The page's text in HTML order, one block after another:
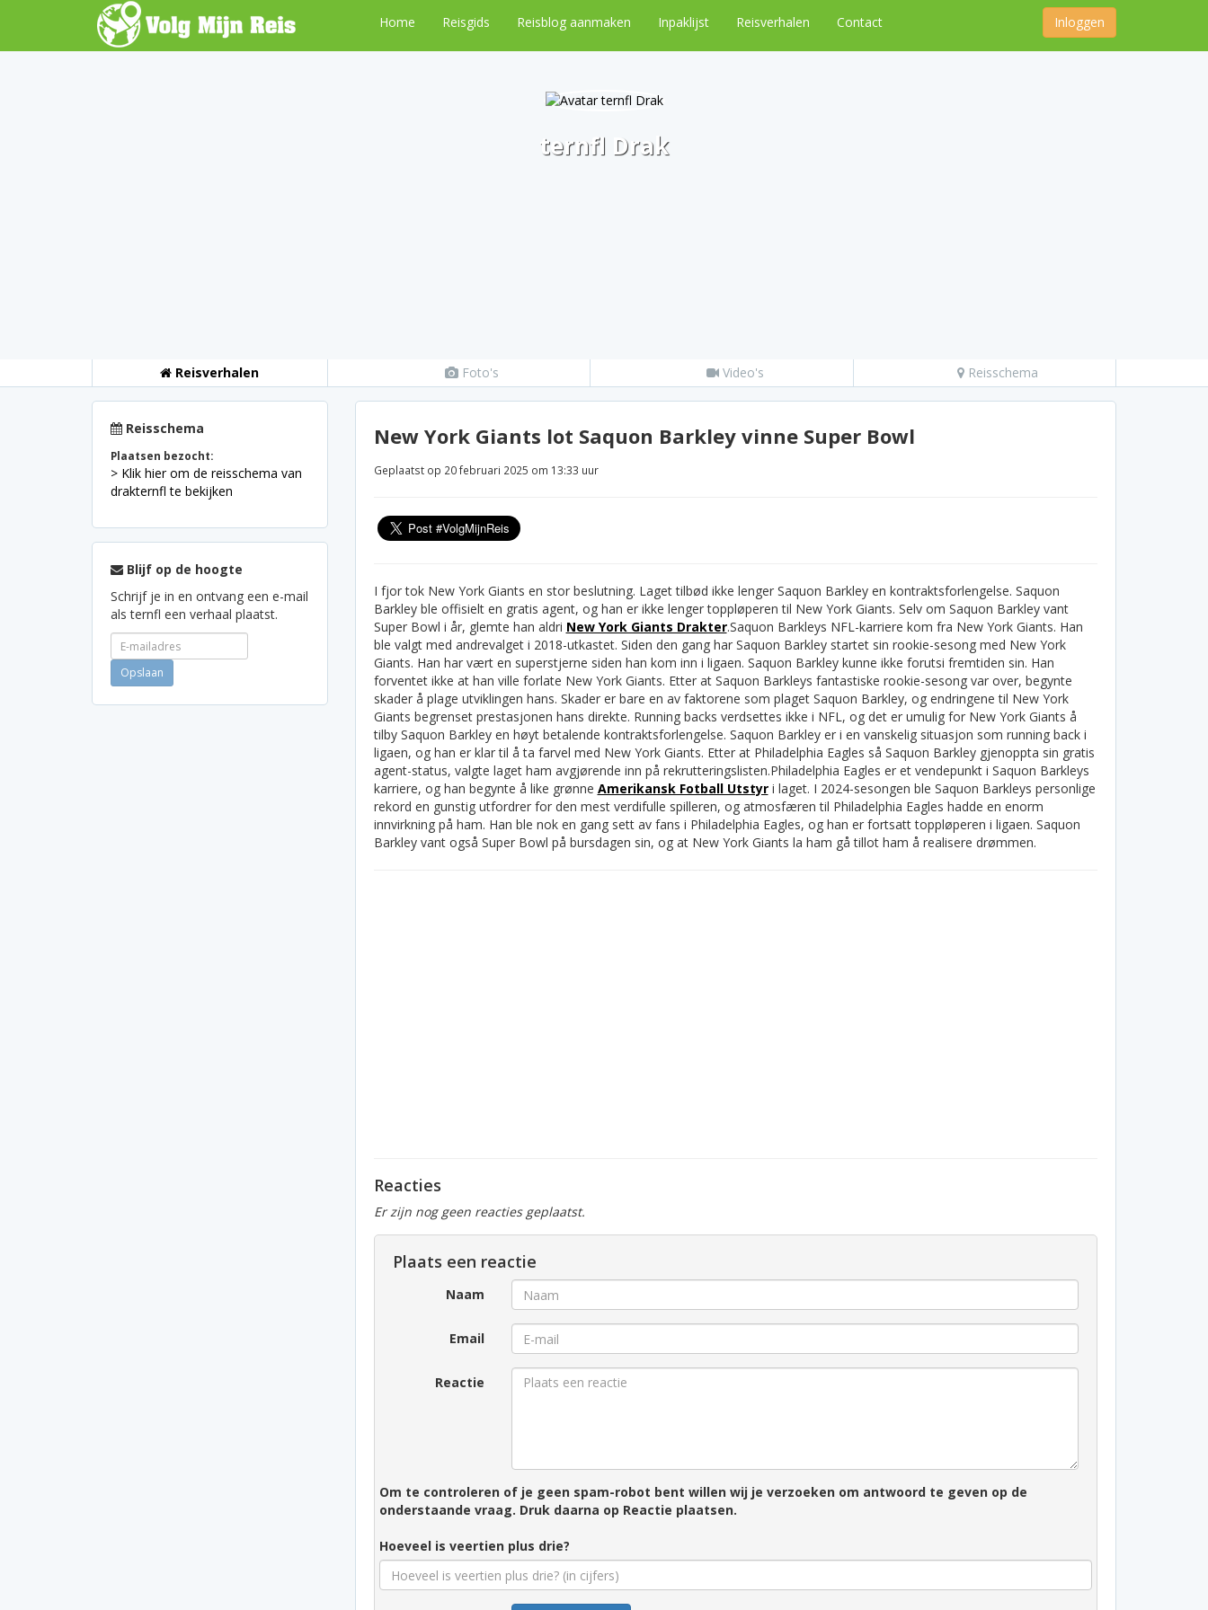
Home Reisgids Reisblog aanmaken Inpaklijst Reisverhalen Contact Inloggen
ternfl Drak
Reisverhalen Foto's Video's Reisschema
Reisschema
Plaatsen bezocht:
> Klik hier om de reisschema van
drakternfl te bekijken
Blijf op de hoogte
Schrijf je in en ontvang een e-mail
als ternfl een verhaal plaatst.
New York Giants lot Saquon Barkley vinne Super Bowl
Geplaatst op 20 februari 2025 om 13:33 uur
I fjor tok New York Giants en stor beslutning. Laget tilbød ikke lenger Saquon Barkley en kontraktsforlengelse. Saquon
Barkley ble offisielt en gratis agent, og han er ikke lenger toppløperen til New York Giants. Selv om Saquon Barkley vant
Super Bowl i år, glemte han aldri New York Giants Drakter.Saquon Barkleys NFL-karriere kom fra New York Giants. Han
ble valgt med andrevalget i 2018-utkastet. Siden den gang har Saquon Barkley startet sin rookie-sesong med New York
Giants. Han har vært en superstjerne siden han kom inn i ligaen. Saquon Barkley kunne ikke forutsi fremtiden sin. Han
forventet ikke at han ville forlate New York Giants. Etter at Saquon Barkleys fantastiske rookie-sesong var over, begynte
skader å plage utviklingen hans. Skader er bare en av faktorene som plaget Saquon Barkley, og endringene til New York
Giants begrenset prestasjonen hans direkte. Running backs verdsettes ikke i NFL, og det er umulig for New York Giants å
tilby Saquon Barkley en høyt betalende kontraktsforlengelse. Saquon Barkley er i en vanskelig situasjon som running back i
ligaen, og han er klar til å ta farvel med New York Giants. Etter at Philadelphia Eagles så Saquon Barkley gjenoppta sin gratis
agent-status, valgte laget ham avgjørende inn på rekrutteringslisten.Philadelphia Eagles er et vendepunkt i Saquon Barkleys
karriere, og han begynte å like grønne Amerikansk Fotball Utstyri laget. I 2024-sesongen ble Saquon Barkleys personlige
rekord en gunstig utfordrer for den mest verdifulle spilleren, og atmosfæren til Philadelphia Eagles hadde en enorm
innvirkning på ham. Han ble nok en gang sett av fans i Philadelphia Eagles, og han er fortsatt toppløperen i ligaen. Saquon
Barkley vant også Super Bowl på bursdagen sin, og at New York Giants la ham gå tillot ham å realisere drømmen.
Reacties
Er zijn nog geen reacties geplaatst.
Plaats een reactie
Naam
Email
Reactie
Om te controleren of je geen spam-robot bent willen wij je verzoeken om antwoord te geven op de
onderstaande vraag. Druk daarna op Reactie plaatsen.
Hoeveel is veertien plus drie?